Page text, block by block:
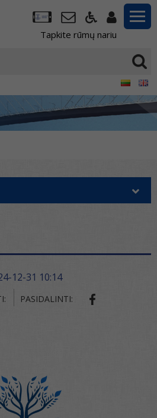
Tapkite rūmų nariu
12-31 10:14
PASIDALINTI: